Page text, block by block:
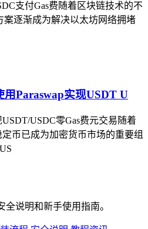
支付Gas费随着区块链技术的不
案逐渐成为解决以太坊网络拥堵
Paraswap实现USDT U
USDC零Gas费元交易随着
币已成为加密货币市场的重要组
全说明和新手使用指南。